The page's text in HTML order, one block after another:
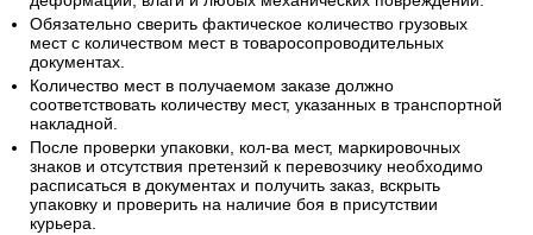
Обязательно сверить фактическое количество грузовых
мест с количеством мест в товаросопроводительных
документах.
Количество мест в получаемом заказе должно
соответствовать количеству мест, указанных в транспортной
накладной.
После проверки упаковки, кол-ва мест, маркировочных
знаков и отсутствия претензий к перевозчику необходимо
расписаться в документах и получить заказ, вскрыть
упаковку и проверить на наличие боя в присутствии
курьера.